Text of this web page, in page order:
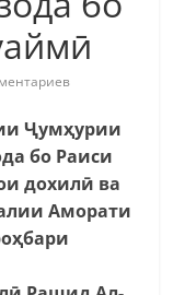
Ҷумҳурии
бо Раиси
дохилӣ ва
Аморати